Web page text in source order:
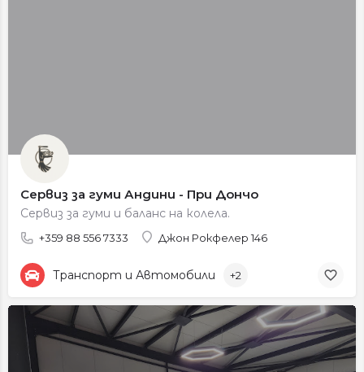
Сервиз за гуми Андини - При Дончо
Сервиз за гуми и баланс на колела.
+359 88 556 7333 Джон Рокфелер 146
Транспорт и Автомобили +2